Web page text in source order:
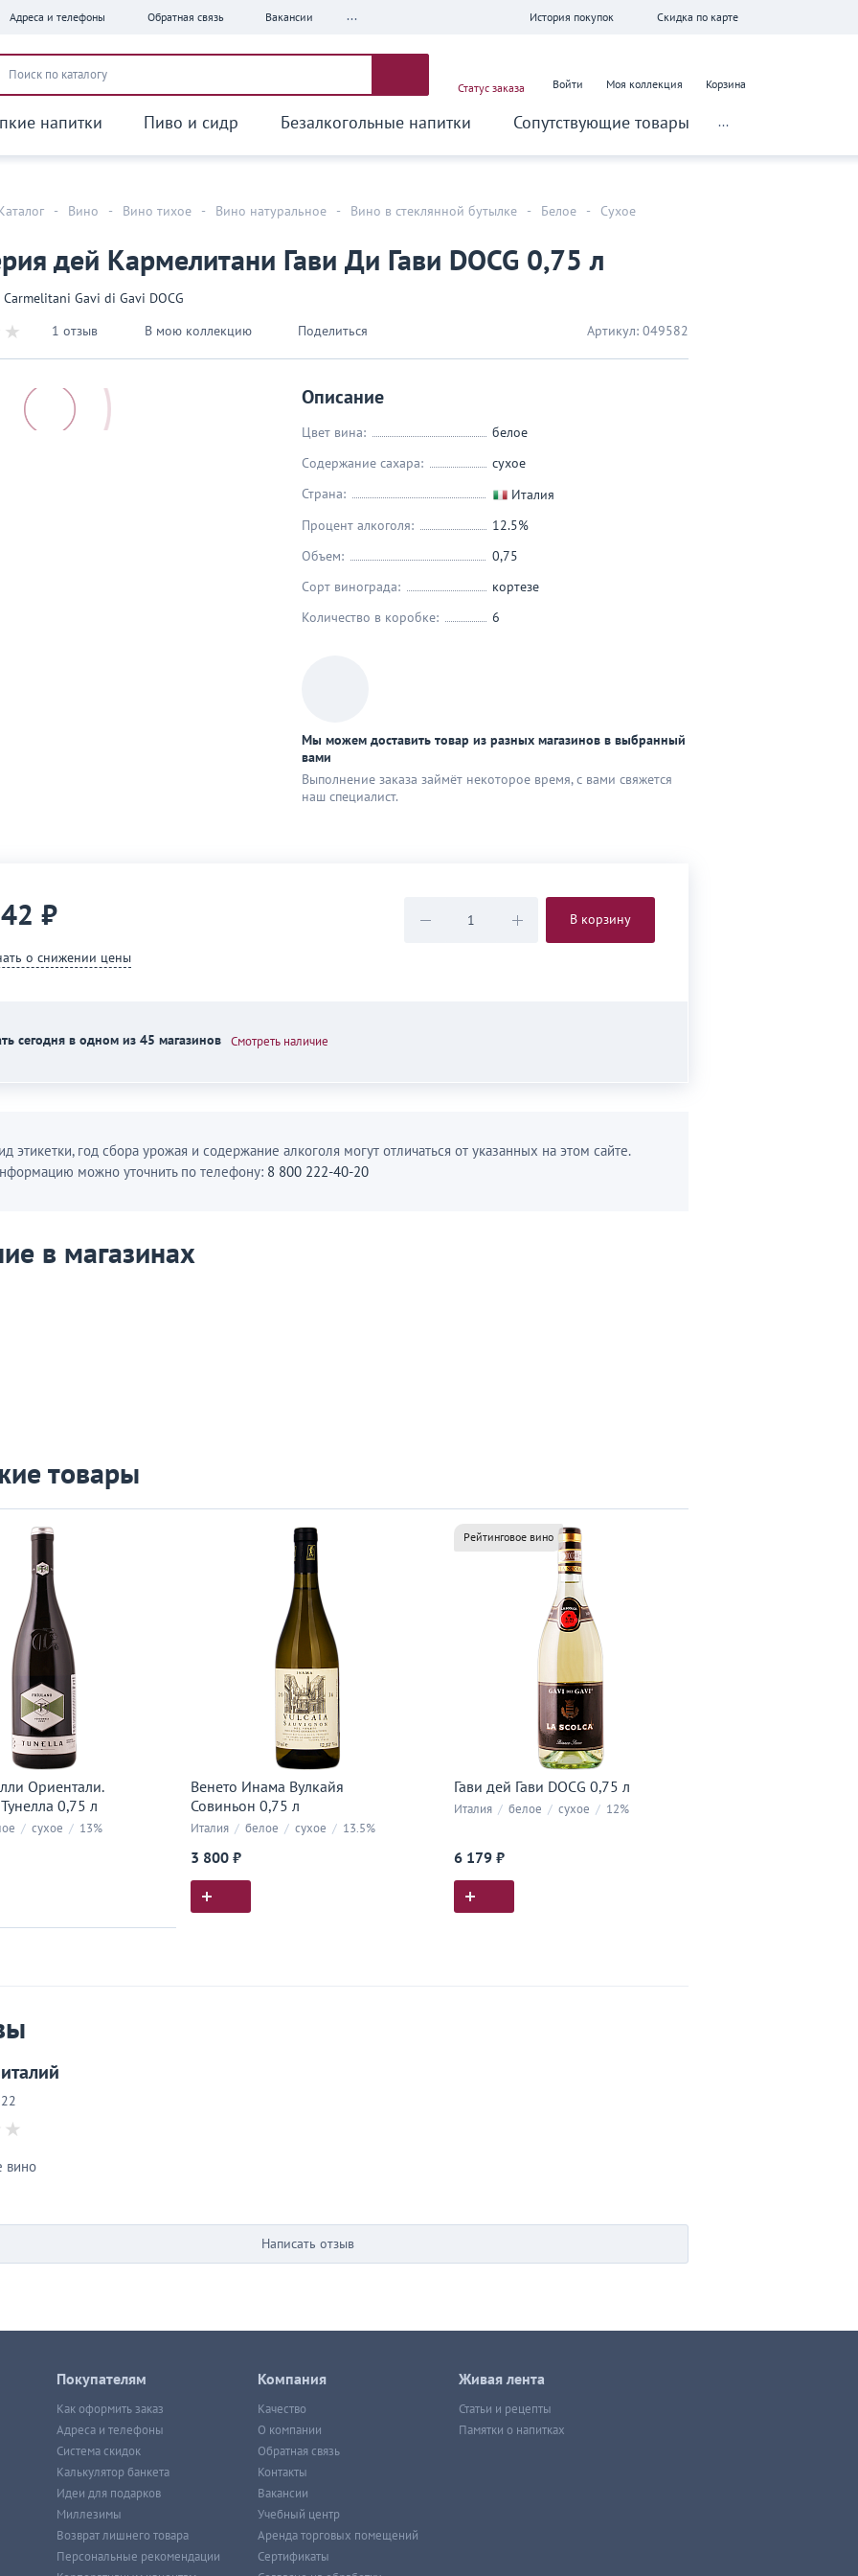
Адреса и телефоны Обратная связь Вакансии ... История покупок Скидка по карте
Статус заказа Войти Моя коллекция Корзина
напитки Пиво и сидр Безалкогольные напитки Сопутствующие товары ...
- Вино - Вино тихое - Вино натуральное - Вино в стеклянной бутылке - Белое - Сухое
дей Кармелитани Гави Ди Гави DOCG 0,75 л
Gavi di Gavi DOCG
1 отзыв
В мою коллекцию Поделиться Артикул: 049582
Описание
Цвет вина:
белое
Содержание сахара:
сухое
Страна:
Италия
Процент алкоголя:
12.5%
Объем:
0,75
Сорт винограда:
кортезе
Количество в коробке:
6
Мы можем доставить товар из разных магазинов в выбранный
вами
Выполнение заказа займёт некоторое время, с вами свяжется
наш специaлист.
₽
о снижении цены
В корзину
сегодня в одном из 45 магазинов Смотреть наличие
этикетки, год сбора урожая и содержание алкоголя могут отличаться от указанных на этом сайте.
можно уточнить по телефону: 8 800 222-40-20
в магазинах
товары
Ориентали.
0,75 л
/ сухое / 13%
Венето Инама Вулкайя
Совиньон 0,75 л
Италия / белое / сухое / 13.5%
3 800 ₽
Рейтинговое вино
Гави дей Гави DOCG 0,75 л
Италия / белое / сухое / 12%
6 179 ₽
вино
Написать отзыв
Покупателям
Как оформить заказ
Адреса и телефоны
Система скидок
Калькулятор банкета
Идеи для подарков
Миллезимы
Возврат лишнего товара
Персональные рекомендации
Компания
Качество
О компании
Обратная связь
Контакты
Вакансии
Учебный центр
Аренда торговых помещений
Сертификаты
Живая лента
Статьи и рецепты
Памятки о напитках